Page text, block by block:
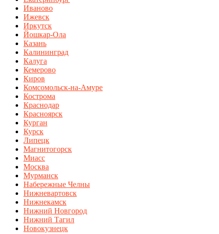
Иваново
Ижевск
Иркутск
Йошкар-Ола
Казань
Калининград
Калуга
Кемерово
Киров
Комсомольск-на-Амуре
Кострома
Краснодар
Красноярск
Курган
Курск
Липецк
Магнитогорск
Миасс
Москва
Мурманск
Набережные Челны
Нижневартовск
Нижнекамск
Нижний Новгород
Нижний Тагил
Новокузнецк